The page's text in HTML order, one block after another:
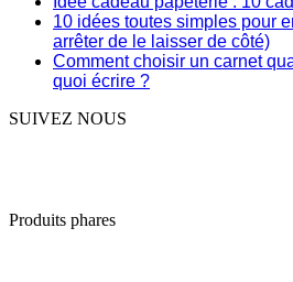
10 idées toutes simples pour
arrêter de le laisser de côté)
Comment choisir un carnet
quoi écrire ?
SUIVEZ NOUS
Produits phares